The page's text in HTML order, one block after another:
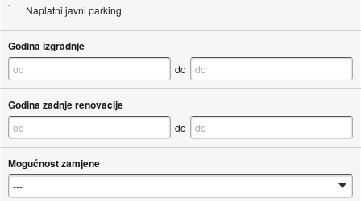
Naplatni javni parking
Godina izgradnje
do
Godina zadnje renovacije
do
Mogućnost zamjene